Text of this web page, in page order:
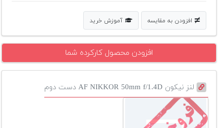
افزودن به مقایسه آموزش خرید
افزودن محصول کارکرده شما
لنز نیکون AF NIKKOR 50mm f/1.4D دست دوم